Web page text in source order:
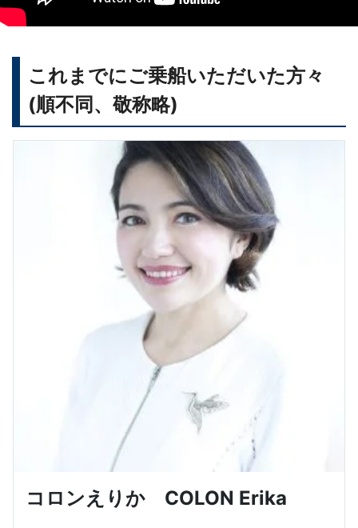
これまでにご乗船いただいた方々
(順不同、敬称略)
コロンえりか COLON Erika